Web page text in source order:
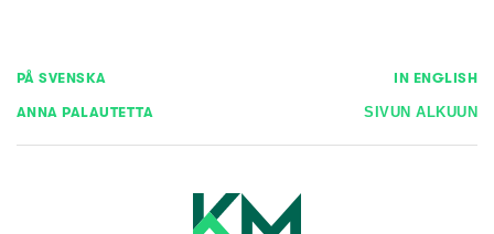
PÅ SVENSKA IN ENGLISH
ANNA PALAUTETTA SIVUN ALKUUN